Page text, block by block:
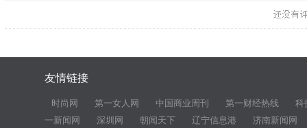
友情链接
时尚网 第一女人网 中国商业周刊 第一财经热线
科
一新闻网
深圳网 朝闻天下 辽宁信息港
济南新闻网